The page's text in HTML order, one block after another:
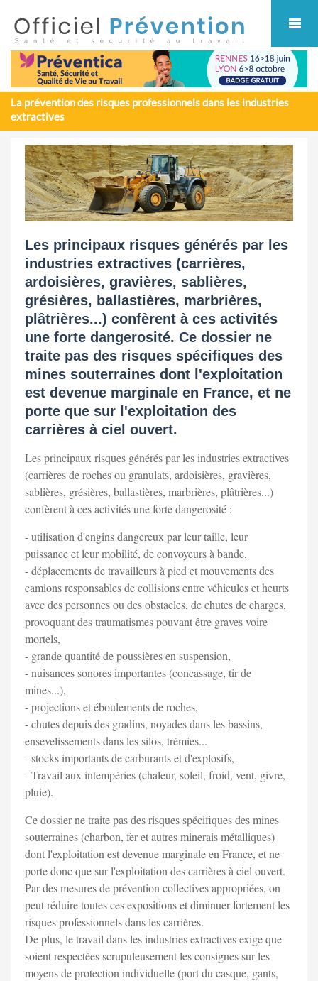
La prévention des risques professionnels dans les industries
extractives
Les principaux risques générés par les
industries extractives (carrières,
ardoisières, gravières, sablières,
grésières, ballastières, marbrières,
plâtrières...) confèrent à ces activités
une forte dangerosité. Ce dossier ne
traite pas des risques spécifiques des
mines souterraines dont l'exploitation
est devenue marginale en France, et ne
porte que sur l'exploitation des
carrières à ciel ouvert.
Les principaux risques générés par les industries extractives
(carrières de roches ou granulats, ardoisières, gravières,
sablières, grésières, ballastières, marbrières, plâtrières...)
confèrent à ces activités une forte dangerosité :
- utilisation d'engins dangereux par leur taille, leur
puissance et leur mobilité, de convoyeurs à bande,
- déplacements de travailleurs à pied et mouvements des
camions responsables de collisions entre véhicules et heurts
avec des personnes ou des obstacles, de chutes de charges,
provoquant des traumatismes pouvant être graves voire
mortels,
- grande quantité de poussières en suspension,
- nuisances sonores importantes (concassage, tir de
mines...),
- projections et éboulements de roches,
- chutes depuis des gradins, noyades dans les bassins,
ensevelissements dans les silos, trémies...
- stocks importants de carburants et d'explosifs,
- Travail aux intempéries (chaleur, soleil, froid, vent, givre,
pluie).
Ce dossier ne traite pas des risques spécifiques des mines
souterraines (charbon, fer et autres minerais métalliques)
dont l'exploitation est devenue marginale en France, et ne
porte donc que sur l'exploitation des carrières à ciel ouvert.
Par des mesures de prévention collectives appropriées, on
peut réduire toutes ces expositions et diminuer fortement les
risques professionnels dans les carrières.
De plus, le travail dans les industries extractives exige que
soient respectées scrupuleusement les consignes sur les
moyens de protection individuelle (port du casque, gants,